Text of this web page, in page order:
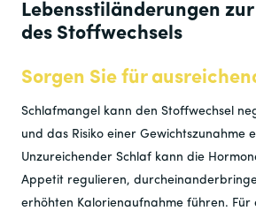
Lebensstiländerungen
des Stoffwechsels
Sorgen Sie für
Schlafmangel kann den Stoffwechsel
und das Risiko einer Gewichtszunahme
Unzureichender Schlaf kann die
Appetit regulieren,
erhöhten Kalorienaufnahme führen. Für